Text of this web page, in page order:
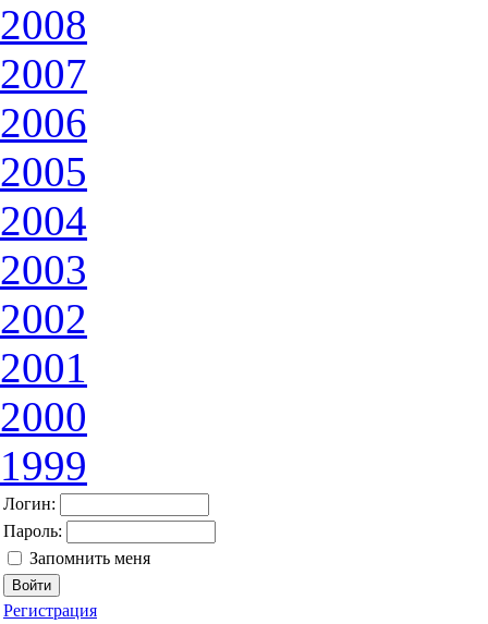
2008
2007
2006
2005
2004
2003
2002
2001
2000
1999
Логин:
Пароль:
Запомнить меня
Регистрация